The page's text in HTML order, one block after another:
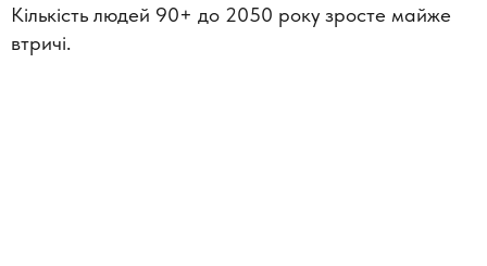
Кількість людей 90+ до 2050 року зросте майже
втричі.